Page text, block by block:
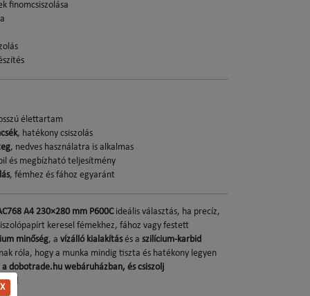
finomcsiszolása
élettartam
, hatékony csiszolás
, nedves használatra is alkalmas
és megbízható teljesítmény
, fémhez és fához egyaránt
A4 230×280 mm P600Cideális választás, ha precíz,
keresel fémekhez, fához vagy festett
minőség, a vízálló kialakításés a szilícium-karbid
róla, hogy a munka mindig tiszta és hatékony legyen
dobotrade.hu webáruházban, és csiszolj
X